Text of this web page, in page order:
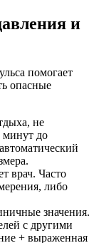
и
помогает
опасные
не
минут до
врач. Часто
либо
значения.
с другими
+ выраженная